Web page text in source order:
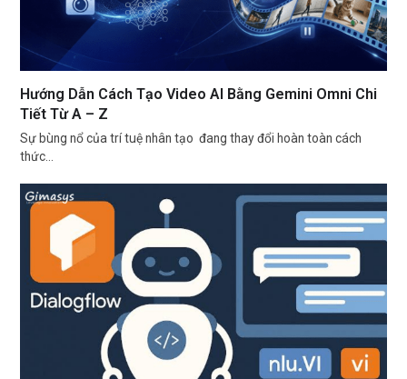
Hướng Dẫn Cách Tạo Video AI Bằng Gemini Omni Chi
Tiết Từ A – Z
Sự bùng nổ của trí tuệ nhân tạo đang thay đổi hoàn toàn cách
thức…